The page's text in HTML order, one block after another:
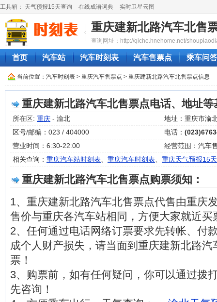
工具箱： 天气预报15天查询 在线成语词典 实时卫星云图
重庆建新北路汽车北售
查询网址：http://qiche.hnehome.net/
首页 汽车站 汽车时刻表 汽车售票点 乘车问答
当前位置： 汽车时刻表 > 重庆汽车售票点 > 重庆建新北路汽车北售票点信息
重庆建新北路汽车北售票点电话、地址等
所在区: 重庆 - 渝北
地址：重庆市渝
区号/邮编：023 / 404000
电话：
营业时间：6:30-22:00
经营范围：汽车
相关查询： 重庆汽车站时刻表 重庆汽车时刻表 重庆天气预报15天
重庆建新北路汽车北售票点购票须知：
1、重庆建新北路汽车北售票点代售由重庆
售价与重庆各汽车站相同，方便大家就近买
2、任何通过电话网络订票要求先转帐、付
成个人财产损失，请当面到重庆建新北路汽
票！
3、购票前，如有任何疑问，你可以通过拨
先咨询！